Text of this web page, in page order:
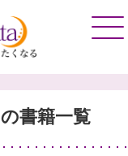
書籍一覧